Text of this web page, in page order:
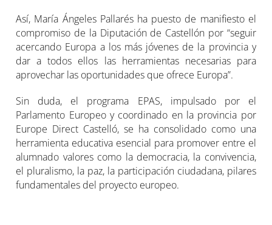
Así, María Ángeles Pallarés ha puesto de manifiesto el
compromiso de la Diputación de Castellón por “seguir
acercando Europa a los más jóvenes de la provincia y
dar a todos ellos las herramientas necesarias para
aprovechar las oportunidades que ofrece Europa”.
Sin duda, el programa EPAS, impulsado por el
Parlamento Europeo y coordinado en la provincia por
Europe Direct Castelló, se ha consolidado como una
herramienta educativa esencial para promover entre el
alumnado valores como la democracia, la convivencia,
el pluralismo, la paz, la participación ciudadana, pilares
fundamentales del proyecto europeo.